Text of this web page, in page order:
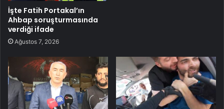
İşte Fatih Portakal’ın
Ahbap soruşturmasında
verdiği ifade
Ağustos 7, 2026